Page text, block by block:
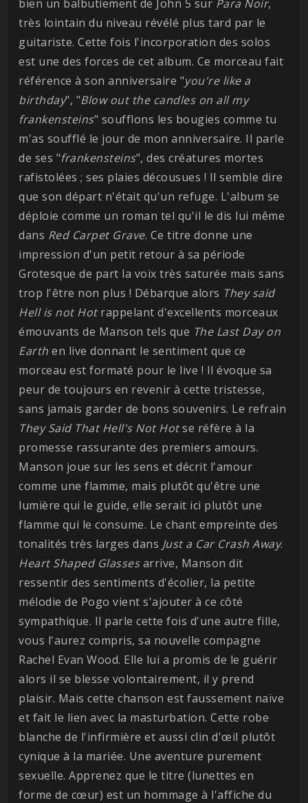
bien un balbutiement de John 5 sur Para Noir,
très lointain du niveau révélé plus tard par le
guitariste. Cette fois l'incorporation des solos
est une des forces de cet album. Ce morceau fait
référence à son anniversaire "you're like a
birthday", "Blow out the candles on all my
frankensteins" soufflons les bougies comme tu
m'as soufflé le jour de mon anniversaire. Il parle
de ses "frankensteins", des créatures mortes
rafistolées ; ses plaies décousues ! Il semble dire
que son départ n'était qu'un refuge. L'album se
déploie comme un roman tel qu'il le dis lui même
dans Red Carpet Grave. Ce titre donne une
impression d'un petit retour à sa période
Grotesque de part la voix très saturée mais sans
trop l'être non plus ! Débarque alors They said
Hell is not Hotrappelant d'excellents morceaux
émouvants de Manson tels que The Last Day on
Earth en live donnant le sentiment que ce
morceau est formaté pour le live ! Il évoque sa
peur de toujours en revenir à cette tristesse,
sans jamais garder de bons souvenirs. Le refrain
They Said That Hell's Not Hotse réfère à la
promesse rassurante des premiers amours.
Manson joue sur les sens et décrit l'amour
comme une flamme, mais plutôt qu'être une
lumière qui le guide, elle serait ici plutôt une
flamme qui le consume. Le chant empreinte des
tonalités très larges dans Just a Car Crash Away.
Heart Shaped Glassesarrive, Manson dit
ressentir des sentiments d'écolier, la petite
mélodie de Pogo vient s'ajouter à ce côté
sympathique. Il parle cette fois d'une autre fille,
vous l'aurez compris, sa nouvelle compagne
Rachel Evan Wood. Elle lui a promis de le guérir
alors il se blesse volontairement, il y prend
plaisir. Mais cette chanson est faussement naïve
et fait le lien avec la masturbation. Cette robe
blanche de l'infirmière et aussi clin d'œil plutôt
cynique à la mariée. Une aventure purement
sexuelle. Apprenez que le titre (lunettes en
forme de cœur) est un hommage à l'affiche du